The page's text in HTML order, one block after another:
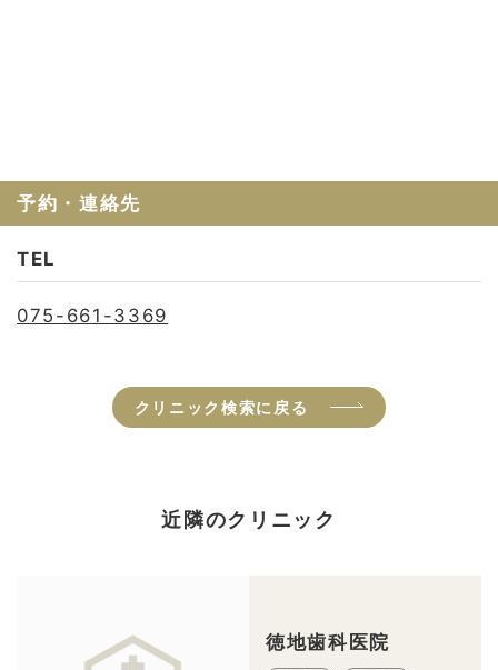
予約・連絡先
TEL
075-661-3369
クリニック検索に戻る
近隣のクリニック
徳地歯科医院